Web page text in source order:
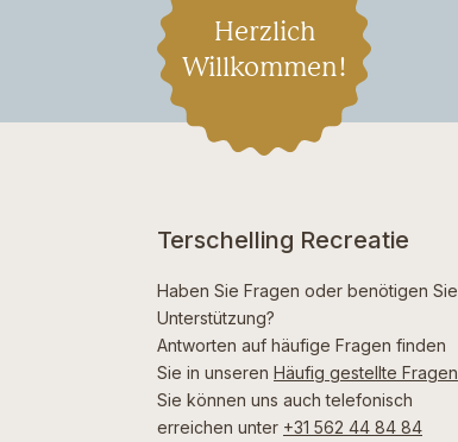
Herzlich
Willkommen!
Terschelling Recreatie
Haben Sie Fragen oder benötigen Sie
Unterstützung?
Antworten auf häufige Fragen finden
Sie in unseren Häufig gestellte Fragen
Sie können uns auch telefonisch
erreichen unter +31 562 44 84 84